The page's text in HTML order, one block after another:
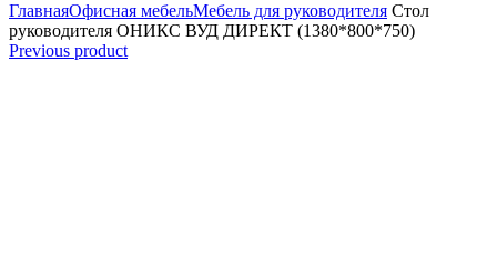
ГлавнаяОфисная мебельМебель для руководителя Стол
руководителя ОНИКС ВУД ДИРЕКТ (1380*800*750)
Previous product